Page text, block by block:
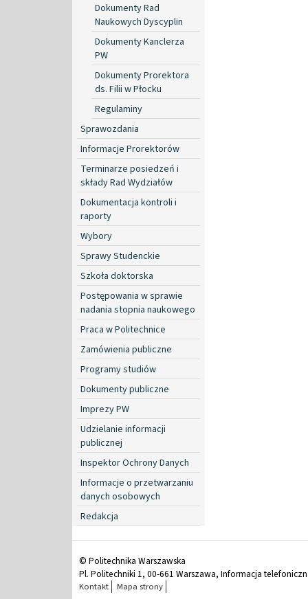
Dokumenty Rad
Naukowych Dyscyplin
Dokumenty Kanclerza
PW
Dokumenty Prorektora
ds. Filii w Płocku
Regulaminy
Sprawozdania
Informacje Prorektorów
Terminarze posiedzeń i
składy Rad Wydziałów
Dokumentacja kontroli i
raporty
Wybory
Sprawy Studenckie
Szkoła doktorska
Postępowania w sprawie
nadania stopnia naukowego
Praca w Politechnice
Zamówienia publiczne
Programy studiów
Dokumenty publiczne
Imprezy PW
Udzielanie informacji
publicznej
Inspektor Ochrony Danych
Informacje o przetwarzaniu
danych osobowych
Redakcja
© Politechnika Warszawska
Pl. Politechniki 1, 00-661 Warszawa, Informacja
Kontakt Mapa strony